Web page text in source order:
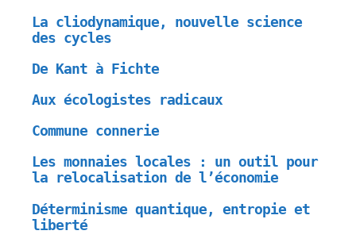
La cliodynamique, nouvelle science
des cycles
De Kant à Fichte
Aux écologistes radicaux
Commune connerie
Les monnaies locales : un outil pour
la relocalisation de l’économie
Déterminisme quantique, entropie et
liberté